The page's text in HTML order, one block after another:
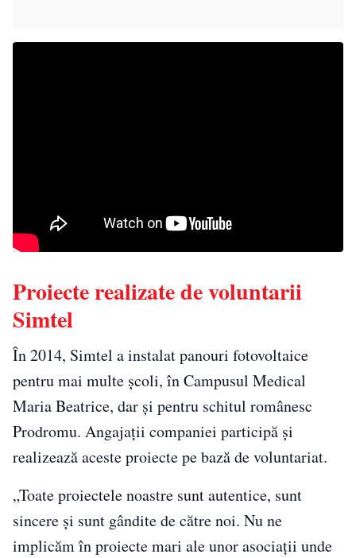
Proiecte realizate de voluntarii
Simtel
În 2014, Simtel a instalat panouri fotovoltaice
pentru mai multe școli, în Campusul Medical
Maria Beatrice, dar și pentru schitul românesc
Prodromu. Angajații companiei participă și
realizează aceste proiecte pe bază de voluntariat.
„Toate proiectele noastre sunt autentice, sunt
sincere și sunt gândite de către noi. Nu ne
implicăm în proiecte mari ale unor asociații unde